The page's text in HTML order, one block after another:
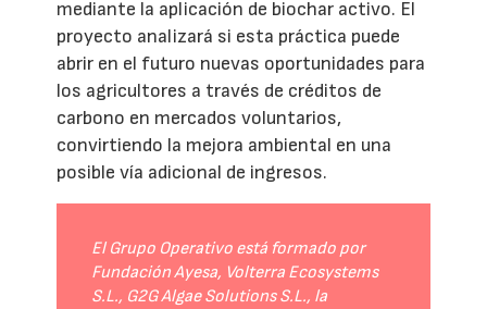
mediante la aplicación de biochar activo. El
proyecto analizará si esta práctica puede
abrir en el futuro nuevas oportunidades para
los agricultores a través de créditos de
carbono en mercados voluntarios,
convirtiendo la mejora ambiental en una
posible vía adicional de ingresos.
El Grupo Operativo está formado por
Fundación Ayesa, Volterra Ecosystems
S.L., G2G Algae Solutions S.L., la